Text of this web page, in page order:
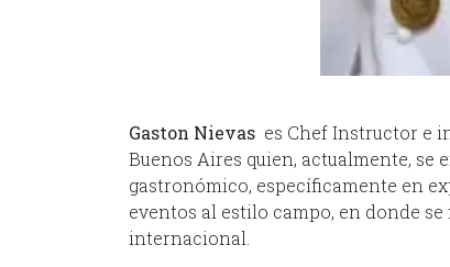
Gaston Nievas es Chef Instructor e
Buenos Aires quien, actualmente, se
gastronómico, específicamente en
eventos al estilo campo, en donde
internacional.